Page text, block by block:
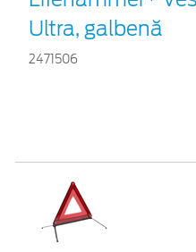
Ultra, galbenă
2471506